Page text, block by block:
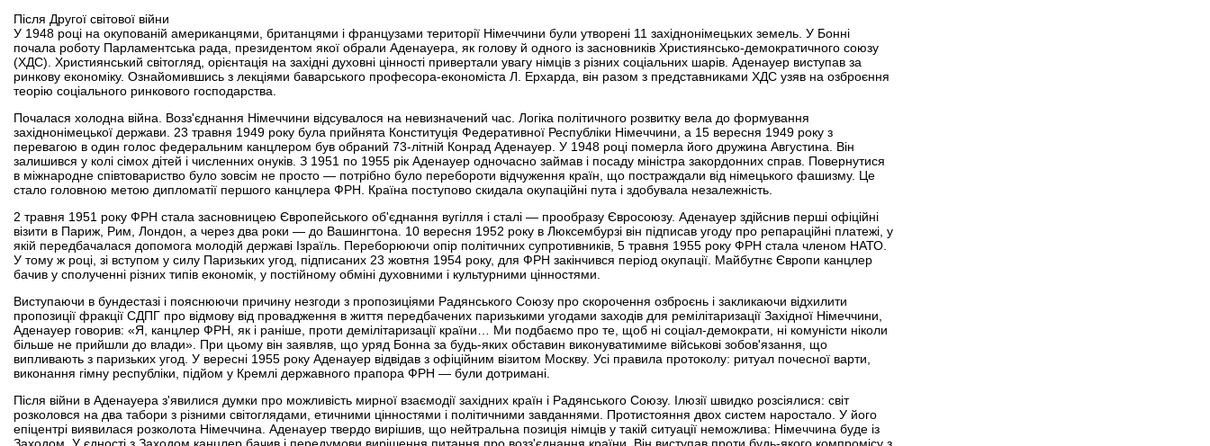
Після Другої світової війни
У 1948 році на окупованій американцями, британцями і французами території Німеччини були утворені 11 західнонімецьких земель. У Бонні
почала роботу Парламентська рада, президентом якої обрали Аденауера, як голову й одного із засновників Християнсько-демократичного союзу
(ХДС). Християнський світогляд, орієнтація на західні духовні цінності привертали увагу німців з різних соціальних шарів. Аденауер виступав за
ринкову економіку. Ознайомившись з лекціями баварського професора-економіста Л. Ерхарда, він разом з представниками ХДС узяв на озброєння
теорію соціального ринкового господарства.
Почалася холодна війна. Возз'єднання Німеччини відсувалося на невизначений час. Логіка політичного розвитку вела до формування
західнонімецької держави. 23 травня 1949 року була прийнята Конституція Федеративної Республіки Німеччини, а 15 вересня 1949 року з
перевагою в один голос федеральним канцлером був обраний 73-літній Конрад Аденауер. У 1948 році померла його дружина Августина. Він
залишився у колі сімох дітей і численних онуків. З 1951 по 1955 рік Аденауер одночасно займав і посаду міністра закордонних справ. Повернутися
в міжнародне співтовариство було зовсім не просто — потрібно було перебороти відчуження країн, що постраждали від німецького фашизму. Це
стало головною метою дипломатії першого канцлера ФРН. Країна поступово скидала окупаційні пута і здобувала незалежність.
2 травня 1951 року ФРН стала засновницею Європейського об'єднання вугілля і сталі — прообразу Євросоюзу. Аденауер здійснив перші офіційні
візити в Париж, Рим, Лондон, а через два роки — до Вашингтона. 10 вересня 1952 року в Люксембурзі він підписав угоду про репараційні платежі, у
якій передбачалася допомога молодій державі Ізраїль. Переборюючи опір політичних супротивників, 5 травня 1955 року ФРН стала членом НАТО.
У тому ж році, зі вступом у силу Паризьких угод, підписаних 23 жовтня 1954 року, для ФРН закінчився період окупації. Майбутнє Європи канцлер
бачив у сполученні різних типів економік, у постійному обміні духовними і культурними цінностями.
Виступаючи в бундестазі і пояснюючи причину незгоди з пропозиціями Радянського Союзу про скорочення озброєнь і закликаючи відхилити
пропозиції фракції СДПГ про відмову від провадження в життя передбачених паризькими угодами заходів для ремілітаризації Західної Німеччини,
Аденауер говорив: «Я, канцлер ФРН, як і раніше, проти демілітаризації країни… Ми подбаємо про те, щоб ні соціал-демократи, ні комуністи ніколи
більше не прийшли до влади». При цьому він заявляв, що уряд Бонна за будь-яких обставин виконуватимиме військові зобов'язання, що
випливають з паризьких угод. У вересні 1955 року Аденауер відвідав з офіційним візитом Москву. Усі правила протоколу: ритуал почесної варти,
виконання гімну республіки, підйом у Кремлі державного прапора ФРН — були дотримані.
Після війни в Аденауера з'явилися думки про можливість мирної взаємодії західних країн і Радянського Союзу. Ілюзії швидко розсіялися: світ
розколовся на два табори з різними світоглядами, етичними цінностями і політичними завданнями. Протистояння двох систем наростало. У його
епіцентрі виявилася розколота Німеччина. Аденауер твердо вирішив, що нейтральна позиція німців у такій ситуації неможлива: Німеччина буде із